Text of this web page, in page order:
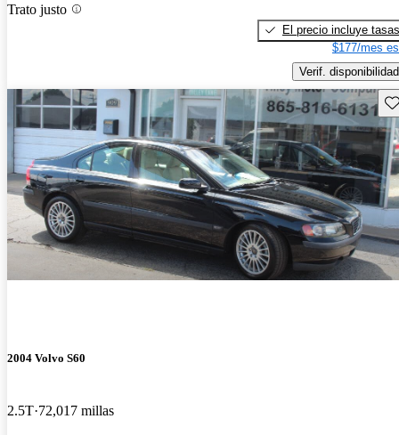
Trato justo
El precio incluye tasas
$177/mes
Verif. disponibilidad
2004 Volvo S60
2.5T 72,017 millas